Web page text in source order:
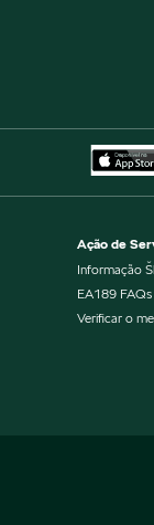
Ação de
Informação
EA189 FAQs
Verificar o